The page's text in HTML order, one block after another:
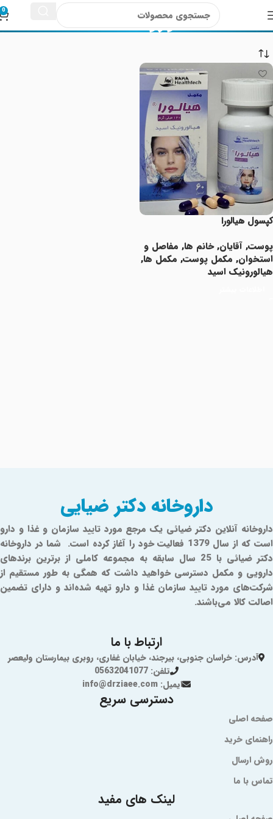
0 هیالورونیک اسید
کپسول هیالورا
پوست, آقایان,خانم ها, مفاصل و
استخوان, مکمل پوست, مکمل ها,
هیالورونیک اسید
داروخانه دکتر ضیایی
داروخانه آنلاین دکتر ضیائی یک مرجع مورد تایید سازمان و غذا و دارو
است که از سال 1379 فعالیت خود را آغاز کرده است. شما در داروخانه
دکتر ضیائی با 25 سال سابقه به مجموعه کاملی از برترین برندهای
دارویی و مکمل دسترسی خواهید داشت که همگی به طور مستقیم از
شرکت‌های مورد تایید سازمان غذا و دارو تهیه شده‌اند و دارای تضمین
اصالت کالا می‌باشند.
ارتباط با ما
آدرس: خراسان جنوبی، بیرجند، خیابان غفاری، روبری بیمارستان ولیعصر
تلفن: 05632041077
ایمیل: info@drziaee.com
دسترسی سریع
صفحه اصلی
راهنمای خرید
روش ارسال
تماس با ما
لینک های مفید